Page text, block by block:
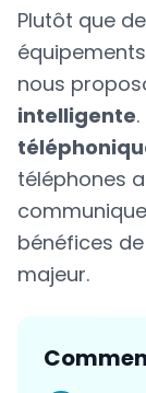
Plutôt que
nous
intelligente
téléphones
bénéfices
majeur.